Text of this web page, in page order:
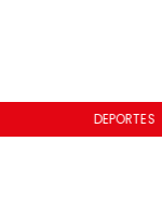
DEPORTES